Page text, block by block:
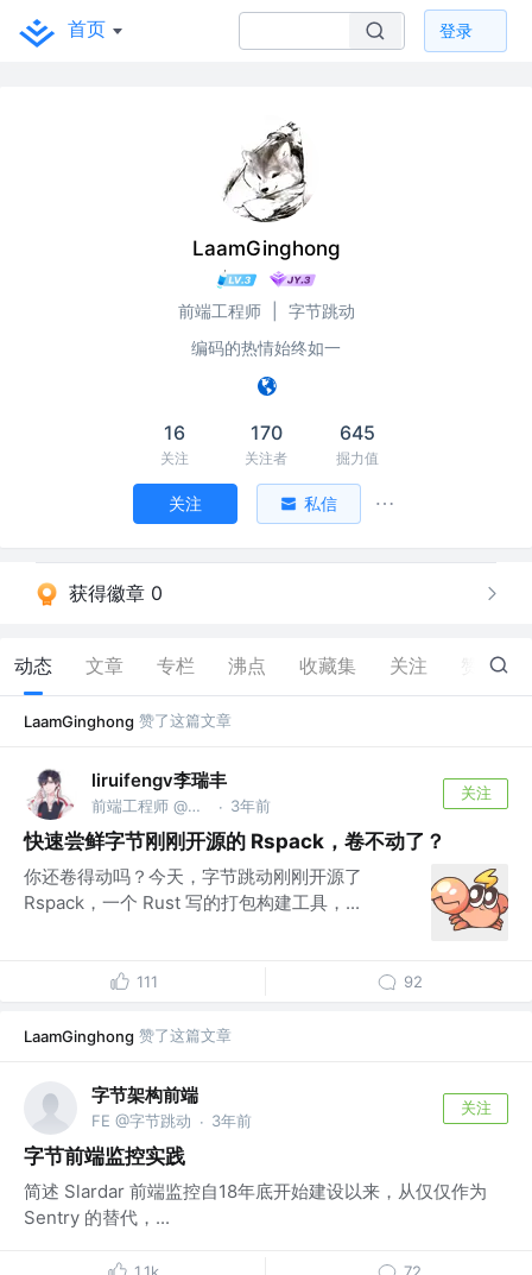
首页 登录
LaamGinghong
前端工程师
字节跳动
编码的热情始终如一
16
关注
170
关注者
645
掘力值
关注 私信
获得徽章 0
动态 文章 专栏 沸点 收藏集 关注 62
LaamGinghong 赞了这篇文章
liruifengv李瑞丰
前端工程师 @某公司 · 3年前
关注
快速尝鲜字节刚刚开源的 Rspack，卷不动了？
你还卷得动吗？今天，字节跳动刚刚开源了
Rspack，一个 Rust 写的打包构建工具，...
111 92
LaamGinghong 赞了这篇文章
字节架构前端
FE @字节跳动 · 3年前
关注
字节前端监控实践
简述 Slardar 前端监控自18年底开始建设以来，从仅仅作为
Sentry 的替代，...